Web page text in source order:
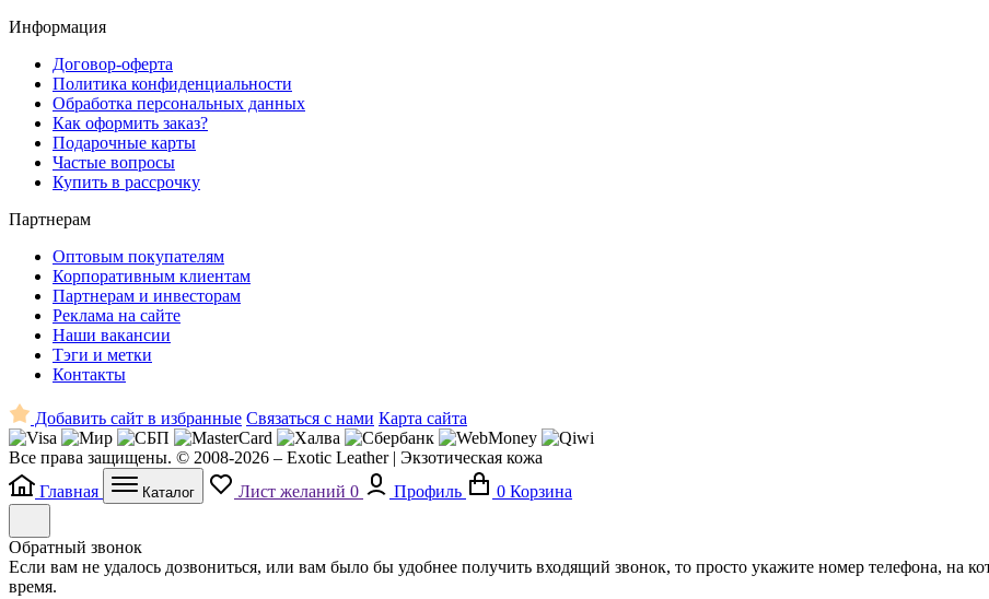
Информация
Договор-оферта
Политика конфиденциальности
Обработка персональных данных
Как оформить заказ?
Подарочные карты
Частые вопросы
Купить в рассрочку
Партнерам
Оптовым покупателям
Корпоративным клиентам
Партнерам и инвесторам
Реклама на сайте
Наши вакансии
Тэги и метки
Контакты
Добавить сайт в избранные Связаться с нами Карта сайта
Все права защищены. © 2008-2026 – Exotic Leather | Экзотическая кожа
Главная
Каталог Лист желаний 0 Профиль 0 Корзина
Обратный звонок
Если вам не удалось дозвониться, или вам было бы удобнее получить входящий звонок, то просто укажите номер телефона,
время.